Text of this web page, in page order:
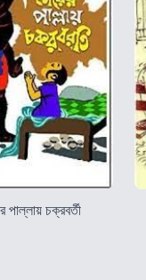
পাল্লায় চক্রবর্তী